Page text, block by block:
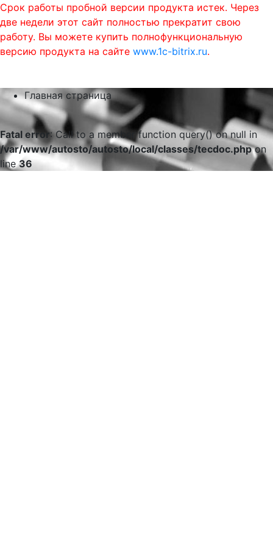
Срок работы пробной версии продукта истек. Через
две недели этот сайт полностью прекратит свою
работу. Вы можете купить полнофункциональную
версию продукта на сайте www.1c-bitrix.ru.
Главная страница
Fatal error: Call to a member function query() on null in
/var/www/autosto/autosto/local/classes/tecdoc.phpon
line36